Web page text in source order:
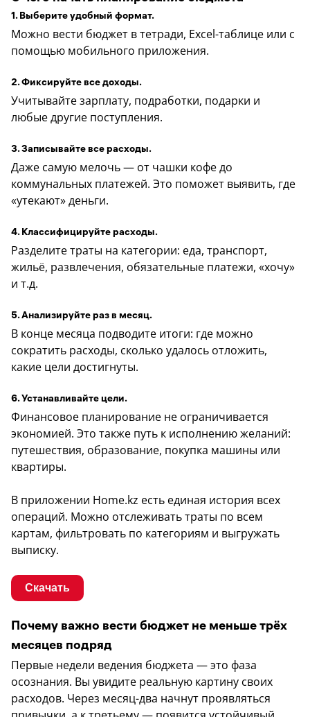
1. Выберите удобный формат.
Можно вести бюджет в тетради, Excel-таблице или с
помощью мобильного приложения.
2. Фиксируйте все доходы.
Учитывайте зарплату, подработки, подарки и
любые другие поступления.
3. Записывайте все расходы.
Даже самую мелочь — от чашки кофе до
коммунальных платежей. Это поможет выявить, где
«утекают» деньги.
4. Классифицируйте расходы.
Разделите траты на категории: еда, транспорт,
жильё, развлечения, обязательные платежи, «хочу»
и т.д.
5. Анализируйте раз в месяц.
В конце месяца подводите итоги: где можно
сократить расходы, сколько удалось отложить,
какие цели достигнуты.
6. Устанавливайте цели.
Финансовое планирование не ограничивается
экономией. Это также путь к исполнению желаний:
путешествия, образование, покупка машины или
квартиры.
В приложении Home.kz есть единая история всех
операций. Можно отслеживать траты по всем
картам, фильтровать по категориям и выгружать
выписку.
Скачать
Почему важно вести бюджет не меньше трёх
месяцев подряд
Первые недели ведения бюджета — это фаза
осознания. Вы увидите реальную картину своих
расходов. Через месяц-два начнут проявляться